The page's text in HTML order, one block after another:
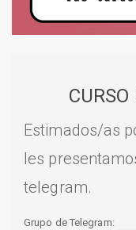
CURSO
Estimados/as
les
telegram.
Grupo de Telegram: